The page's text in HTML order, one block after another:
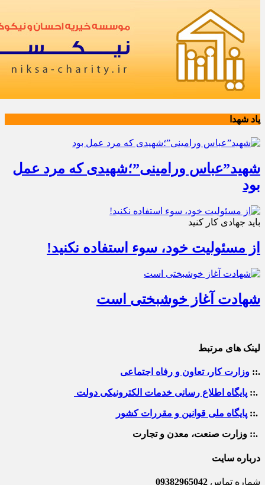
یاد شهدا
شهید”عباس ورامینی”؛شهیدی که مرد عمل
بود
باید جهادی کار کنید
از مسئولیت خود، سوء استفاده نکنید!
شهادت آغاز خوشبختی است
لینک های مرتبط
.:: وزارت کار، تعاون و رفاه اجتماعی
.:: پایگاه اطلاع رسانی خدمات الکترونیکی دولت
.:: پایگاه ملی قوانین و مقررات کشور
.:: وزارت صنعت، معدن و تجارت
درباره سایت
شماره تماس 09382965042